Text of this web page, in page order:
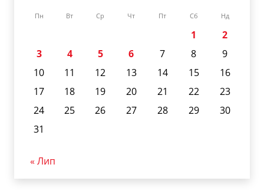
Пн Вт Ср Чт Пт Сб Нд
1
2
3
4 5 6 7 8
9
10
11 12 13 14 15
16
17
18 19 20 21 22
23
24
25 26 27 28 29
30
31
« Лип